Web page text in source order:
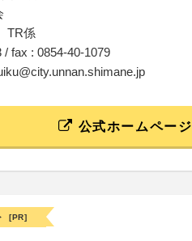
TR係
/ fax : 0854-40-1079
公式ホームページ
[PR]